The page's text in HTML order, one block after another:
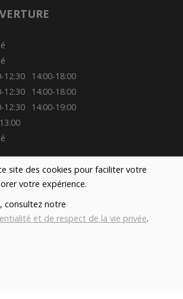
site des cookies pour faciliter votre
votre expérience.
consultez notre
et de respect de la vie privée.
12:30 14:00-18:00
12:30 14:00-18:00
12:30 14:00-19:00